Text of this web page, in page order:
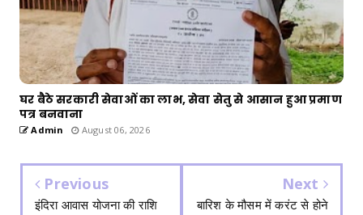
घर बैठे सरकारी सेवाओं का लाभ, सेवा सेतु से आसान हुआ प्रमाण
पत्र बनवाना
Admin August 06, 2026
Previous
इंदिरा आवास योजना की राशि
Next
बारिश के मौसम में करंट से होने